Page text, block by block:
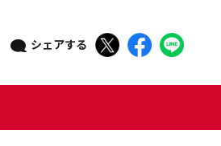
シェアする